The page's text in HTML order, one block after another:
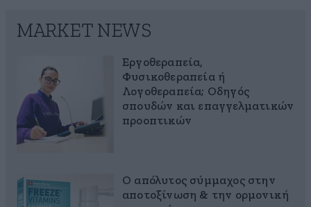
MARKET NEWS
Εργοθεραπεία,
Φυσικοθεραπεία ή
Λογοθεραπεία; Οδηγός
σπουδών και επαγγελματικών
προοπτικών
Ο απόλυτος σύμμαχος στην
αποτοξίνωση & την ορμονική